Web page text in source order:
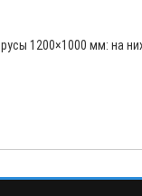
1200×1000 мм: на